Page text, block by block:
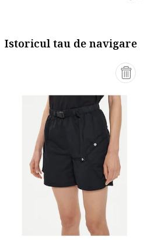
Istoricul tau de navigare